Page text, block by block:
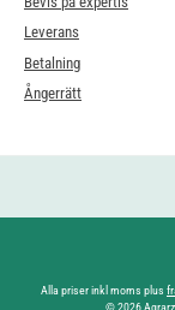
Leverans
Betalning
Ångerrätt
Alla priser inkl moms plus
© 2026